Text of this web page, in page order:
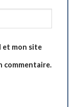
et mon site
commentaire.